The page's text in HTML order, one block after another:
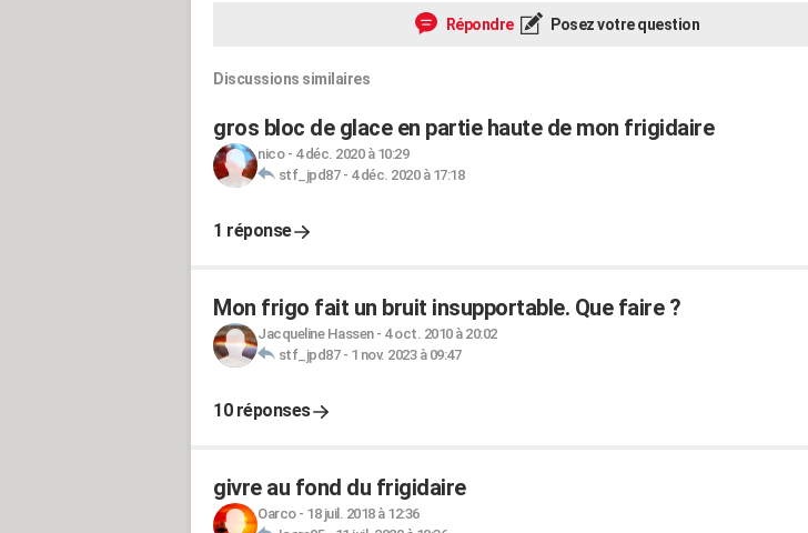
Répondre Posez votre question
Discussions similaires
gros bloc de glace en partie haute de mon frigidaire
nico- 4 déc. 2020 à 10:29
stf_jpd87- 4 déc. 2020 à 17:18
1 réponse
Mon frigo fait un bruit insupportable. Que faire ?
Jacqueline Hassen- 4 oct. 2010 à 20:02
stf_jpd87- 1 nov. 2023 à 09:47
10 réponses
givre au fond du frigidaire
Oarco- 18 juil. 2018 à 12:36